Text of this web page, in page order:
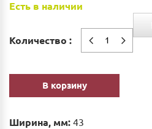
Есть в наличии
Количество :
В корзину
Ширина, мм: 43